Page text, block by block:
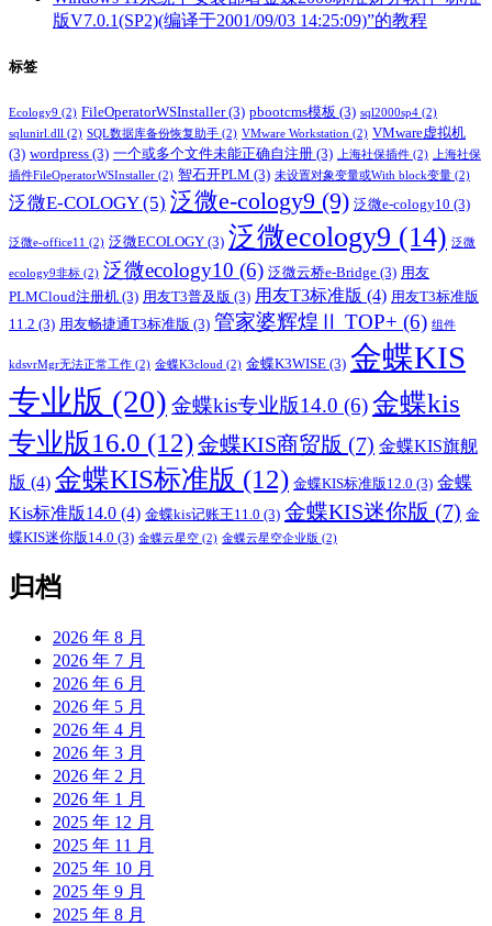
版V7.0.1(SP2)(编译于2001/09/03 14:25:09)”的教程
标签
Ecology9 (2) FileOperatorWSInstaller(3) pbootcms模板 (3) sql2000sp4 (2)
sqlunirl.dll (2) SQL数据库备份恢复助手 (2) VMware Workstation (2) VMware虚拟机
(3) wordpress (3) 一个或多个文件未能正确自注册 (3) 上海社保插件 (2)
上海社保
插件FileOperatorWSInstaller (2) 智石开PLM (3) 未设置对象变量或With block变量 (2)
泛微E-COLOGY(5) 泛微e-cology9 (9) 泛微e-cology10 (3)
泛微e-office11 (2) 泛微ECOLOGY (3) 泛微ecology9 (14) 泛微
ecology9非标 (2) 泛微ecology10 (6) 泛微云桥e-Bridge (3) 用友
PLMCloud注册机 (3) 用友T3普及版 (3) 用友T3标准版 (4) 用友T3标准版
11.2 (3) 用友畅捷通T3标准版 (3) 管家婆辉煌Ⅱ TOP+ (6) 组件
kdsvrMgr无法正常工作 (2) 金蝶K3cloud (2) 金蝶K3WISE (3) 金蝶KIS
专业版 (20) 金蝶kis专业版14.0 (6)金蝶kis
专业版16.0 (12)金蝶KIS商贸版 (7) 金蝶KIS旗舰
版 (4) 金蝶KIS标准版 (12) 金蝶KIS标准版12.0 (3) 金蝶
Kis标准版14.0 (4) 金蝶kis记账王11.0 (3) 金蝶KIS迷你版 (7) 金
蝶KIS迷你版14.0 (3) 金蝶云星空 (2) 金蝶云星空企业版 (2)
归档
2026 年 8 月
2026 年 7 月
2026 年 6 月
2026 年 5 月
2026 年 4 月
2026 年 3 月
2026 年 2 月
2026 年 1 月
2025 年 12 月
2025 年 11 月
2025 年 10 月
2025 年 9 月
2025 年 8 月